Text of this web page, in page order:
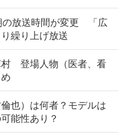
の放送時間が変更 「広
繰り上げ放送
村 登場人物（医者、看
也）は何者？モデルは
能性あり？